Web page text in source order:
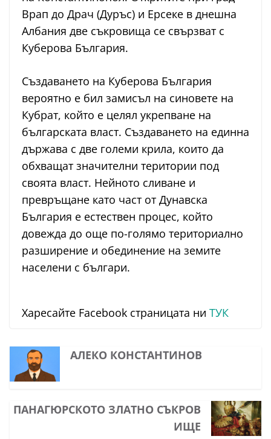
Врап до Драч (Дуръс) и Ерсеке в днешна
Албания две съкровища се свързват с
Куберова България.
Създаването на Куберова България
вероятно е бил замисъл на синовете на
Кубрат, който е целял укрепване на
българската власт. Създаването на единна
държава с две големи крила, които да
обхващат значителни територии под
своята власт. Нейното сливане и
превръщане като част от Дунавска
България е естествен процес, който
довежда до още по-голямо териториално
разширение и обединение на земите
населени с българи.
Харесайте Facebook страницата ни ТУК
АЛЕКО КОНСТАНТИНОВ
ПАНАГЮРСКОТО ЗЛАТНО СЪКРОВ
ИЩЕ